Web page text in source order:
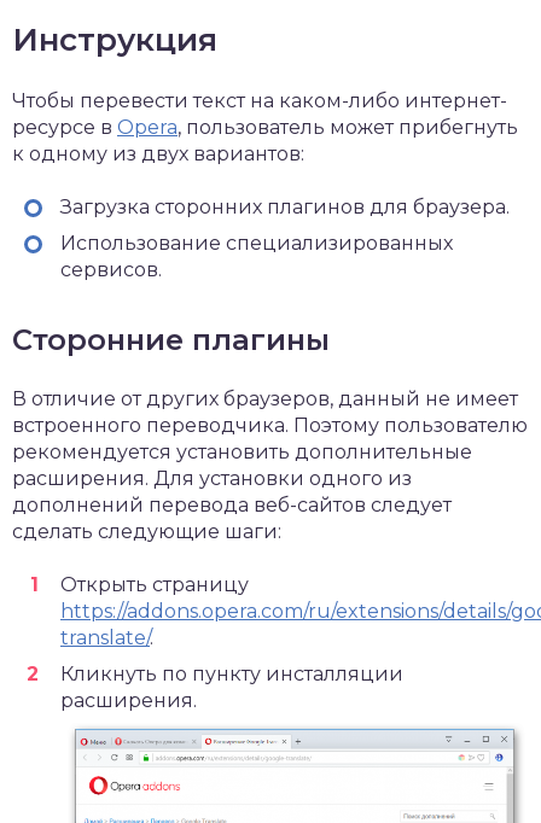
Инструкция
Чтобы перевести текст на каком-либо интернет-
ресурсе в Opera, пользователь может прибегнуть
к одному из двух вариантов:
Загрузка сторонних плагинов для браузера.
Использование специализированных
сервисов.
Сторонние плагины
В отличие от других браузеров, данный не имеет
встроенного переводчика. Поэтому пользователю
рекомендуется установить дополнительные
расширения. Для установки одного из
дополнений перевода веб-сайтов следует
сделать следующие шаги:
Открыть страницу
https://addons.opera.com/ru/extensions/details/
translate/.
Кликнуть по пункту инсталляции
расширения.